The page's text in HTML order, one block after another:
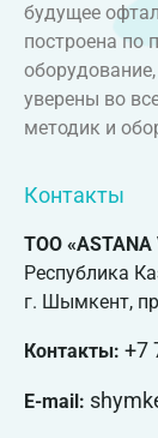
будущее
построена по
уверены во
методик и
Контакты
ТОО «ASTANA
Республика
г. Шымкент,
Контакты: +7
E-mail: